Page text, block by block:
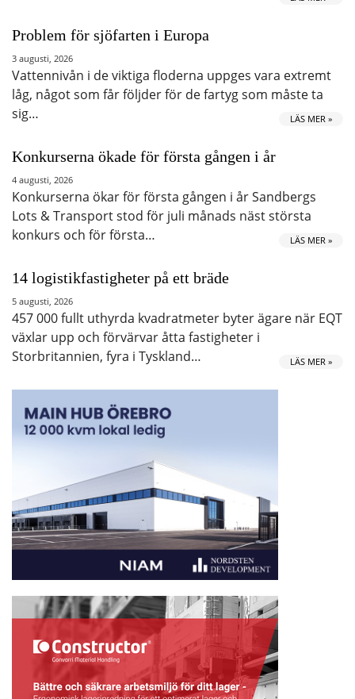
Problem för sjöfarten i Europa
3 augusti, 2026
Vattennivån i de viktiga floderna uppges vara extremt
låg, något som får följder för de fartyg som måste ta
sig…
LÄS MER »
Konkurserna ökade för första gången i år
4 augusti, 2026
Konkurserna ökar för första gången i år Sandbergs
Lots & Transport stod för juli månads näst största
konkurs och för första…
LÄS MER »
14 logistikfastigheter på ett bräde
5 augusti, 2026
457 000 fullt uthyrda kvadratmeter byter ägare när EQT
växlar upp och förvärvar åtta fastigheter i
Storbritannien, fyra i Tyskland…
LÄS MER »